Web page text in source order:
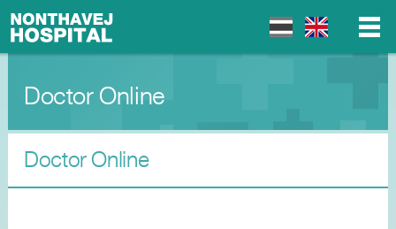
▼
Doctor Online
Doctor Online